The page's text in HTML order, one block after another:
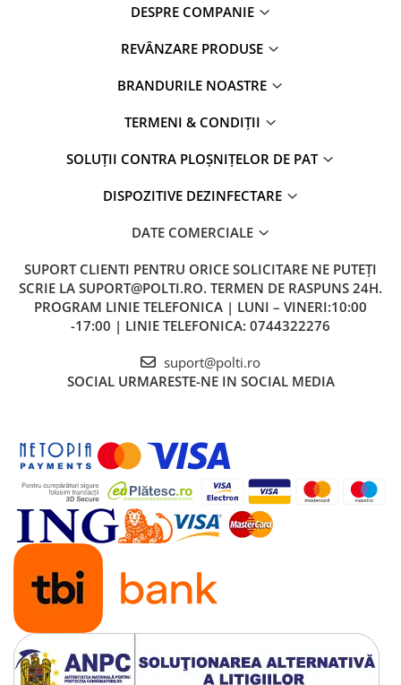
DESPRE COMPANIE
REVÂNZARE PRODUSE
BRANDURILE NOASTRE
TERMENI & CONDIȚII
SOLUȚII CONTRA PLOȘNIȚELOR DE PAT
DISPOZITIVE DEZINFECTARE
DATE COMERCIALE
SUPORT CLIENTI PENTRU ORICE SOLICITARE NE PUTEȚI
SCRIE LA SUPORT@POLTI.RO. TERMEN DE RASPUNS 24H.
PROGRAM LINIE TELEFONICA | LUNI – VINERI:10:00
-17:00 | LINIE TELEFONICA: 0744322276
suport@polti.ro
SOCIAL URMARESTE-NE IN SOCIAL MEDIA